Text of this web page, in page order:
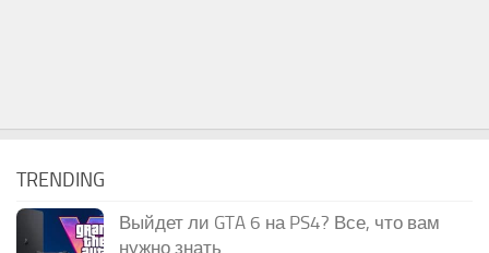
TRENDING
Выйдет ли GTA 6 на PS4? Все, что вам
нужно знать